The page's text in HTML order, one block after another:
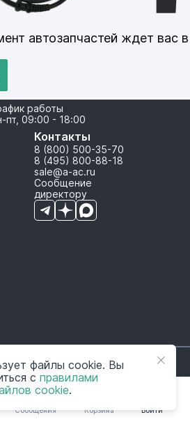
Войти
Сообщения Корзина
автозапчастей ждет вас в
работы
пт, 09:00 - 18:00
Контакты
8 (800) 500-35-70
8 (495) 800-88-18
sale@a-ac.ru
Сообщение
директору
защищены.
данных
регулирования и контроля
файлы cookie. Вы
с правилами
cookie.